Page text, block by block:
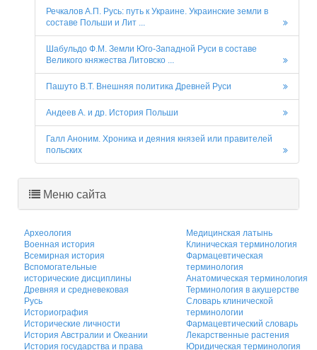
Речкалов А.П. Русь: путь к Украине. Украинские земли в
составе Польши и Лит ...
Шабульдо Ф.М. Земли Юго-Западной Руси в составе
Великого княжества Литовско ...
Пашуто В.Т. Внешняя политика Древней Руси
Андеев А. и др. История Польши
Галл Аноним. Хроника и деяния князей или правителей
польских
Меню сайта
Археология
Военная история
Всемирная история
Вспомогательные
исторические дисциплины
Древняя и средневековая
Русь
Историография
Исторические личности
История Австралии и Океании
История государства и права
Медицинская латынь
Клиническая терминология
Фармацевтическая
терминология
Анатомическая терминология
Терминология в акушерстве
Словарь клинической
терминологии
Фармацевтический словарь
Лекарственные растения
Юридическая терминология